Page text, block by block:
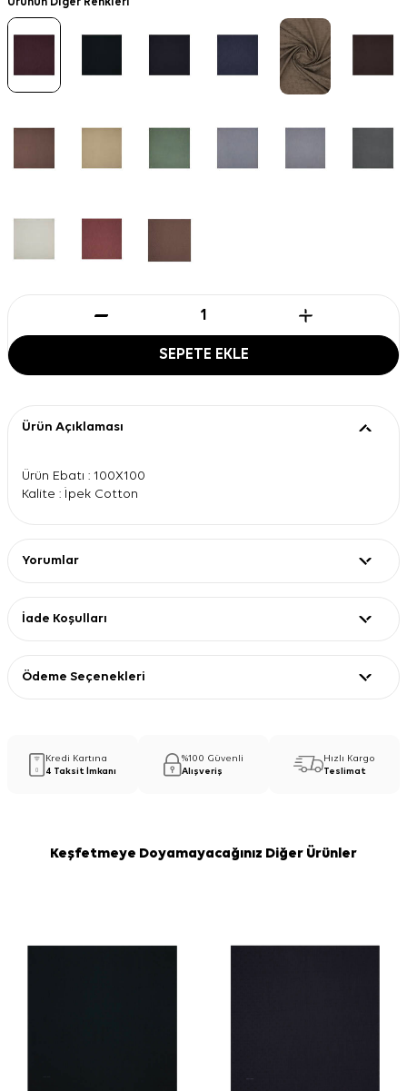
SEPETE EKLE
Ürün Açıklaması
Ürün Ebatı : 100X100
Kalite : İpek Cotton
Yorumlar
İade Koşulları
Ödeme Seçenekleri
Kredi Kartına
4 Taksit İmkanı
%100 Güvenli
Alışveriş
Hızlı Kargo
Teslimat
Keşfetmeye Doyamayacağınız Diğer Ürünler